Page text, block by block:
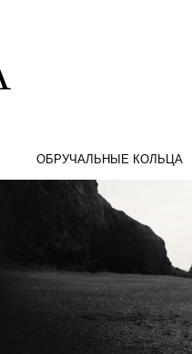
ОБРУЧАЛЬНЫЕ КОЛЬЦА